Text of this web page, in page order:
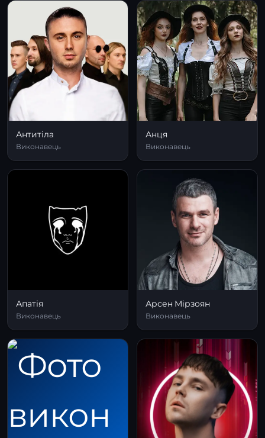
Антитіла
Виконавець
Анця
Виконавець
Апатія
Виконавець
Арсен Мірзоян
Виконавець